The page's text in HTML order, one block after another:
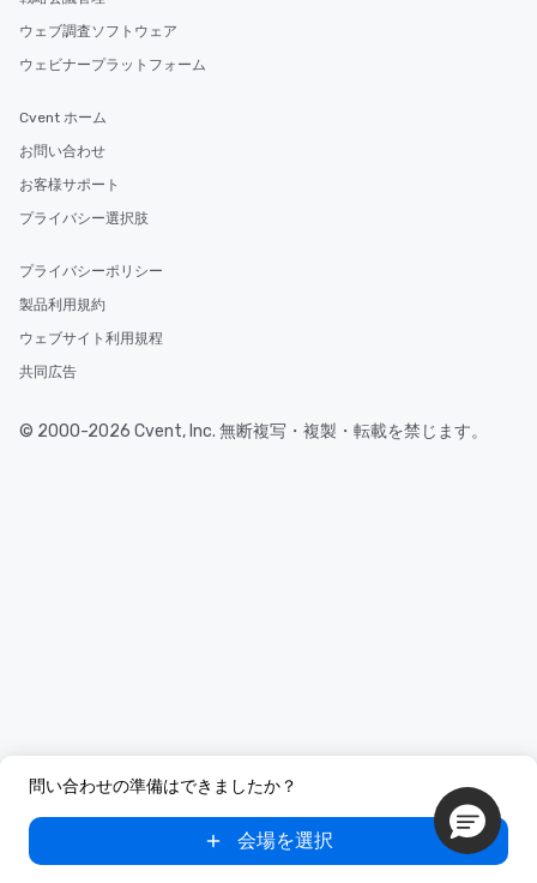
問い合わせの準備はできましたか？
会場を選択
ウェブ調査ソフトウェア
ウェビナープラットフォーム
Cvent ホーム
お問い合わせ
お客様サポート
プライバシー選択肢
プライバシーポリシー
製品利用規約
ウェブサイト利用規程
共同広告
© 2000-2026 Cvent, Inc. 無断複写・複製・転載を禁じます。